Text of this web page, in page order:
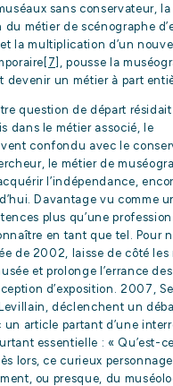
sans conservateur, la
métier de scénographe
et la multiplication d’un
[7]
, pousse la
devenir un métier à part
question de départ
dans le métier associé, le
confondu avec le
le métier de
l’indépendance,
Davantage vu comme
plus qu’une profession
en tant que tel. Pour
de 2002, laisse de côté les
et prolonge l’errance
d’exposition. 2007,
déclenchent un
un article partant d’une
essentielle : « Qu’est-
lors, ce curieux
ou presque, du